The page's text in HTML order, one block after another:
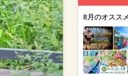
8月のオスス